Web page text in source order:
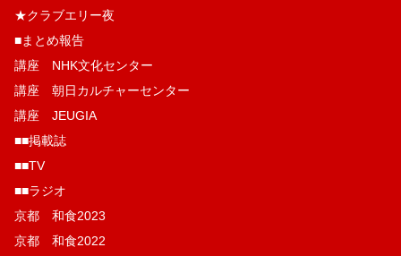
★クラブエリー夜
■まとめ報告
講座 NHK文化センター
講座 朝日カルチャーセンター
講座 JEUGIA
■■掲載誌
■■TV
■■ラジオ
京都 和食2023
京都 和食2022